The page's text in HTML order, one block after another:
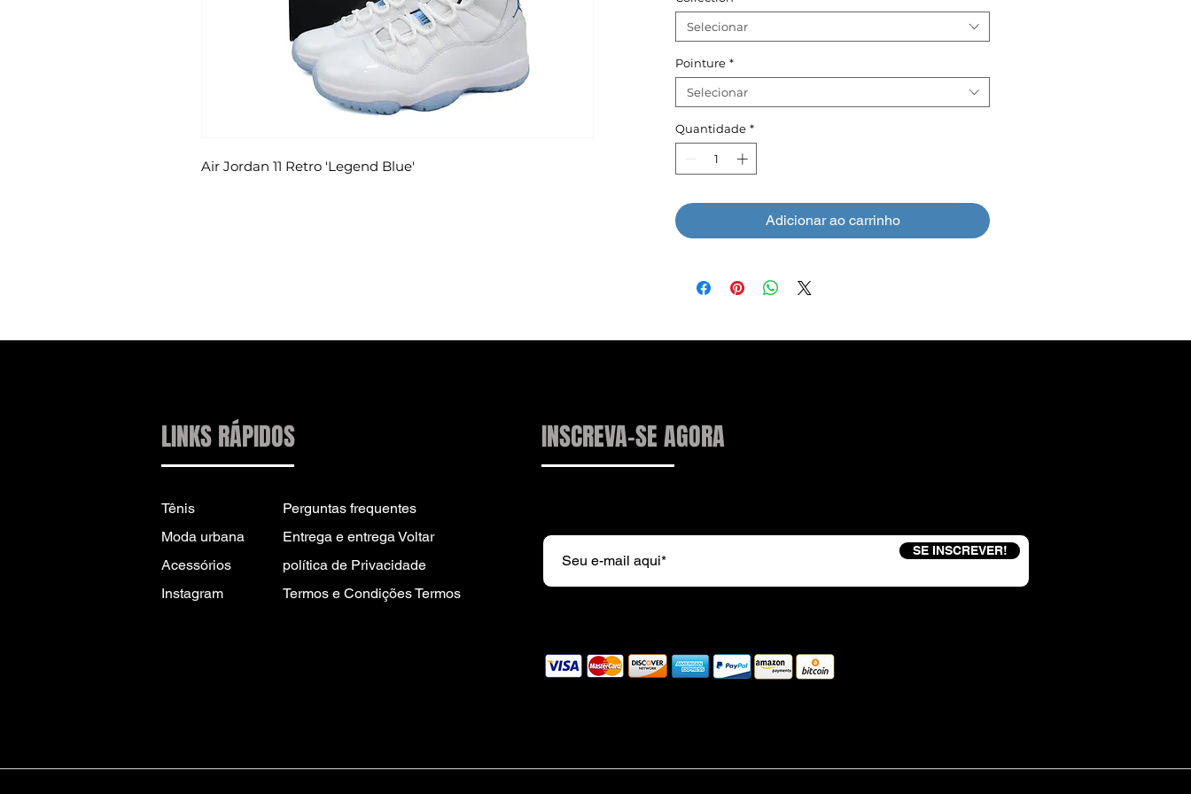
Air Jordan 11 Retro 'Legend Blue'
Selecionar
Pointure *
Selecionar
Quantidade *
Adicionar ao carrinho
LINKS RÁPIDOS
Tênis
Moda urbana
Acessórios
Instagram
Perguntas frequentes
Entrega e entrega Voltar
política de Privacidade
Termos e Condições Termos
INSCREVA-SE AGORA
SE INSCREVER!